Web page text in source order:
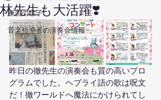
練習の様子
音楽指導者の演奏会情報
林先生も大活躍❣️
昨日の徹先生の演奏会も質の高いプロ
グラムでした。ヘブライ語の歌は呪文
だ！徹ワールドへ魔法にかけられてし